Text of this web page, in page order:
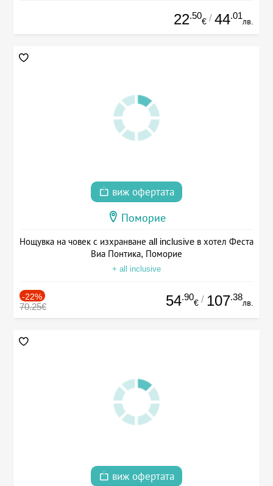
22.50
€ / 44.01
лв.
виж офертата
Поморие
Нощувка на човек с изхранване all inclusive в хотел Феста
Виа Понтика, Поморие
+ all inclusive
-22%
70.25€ 54.90
€ / 107.38
лв.
виж офертата